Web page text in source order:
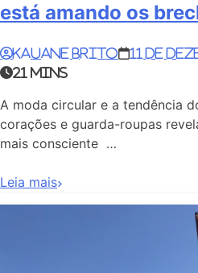
está amando os
Kauane Brito
11 de
21 mins
A moda circular e a tendência
corações e guarda-roupas
mais consciente …
Leia mais